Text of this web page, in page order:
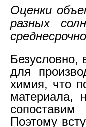
Оценки
разных
для
химия, что
материала,
Поэтому